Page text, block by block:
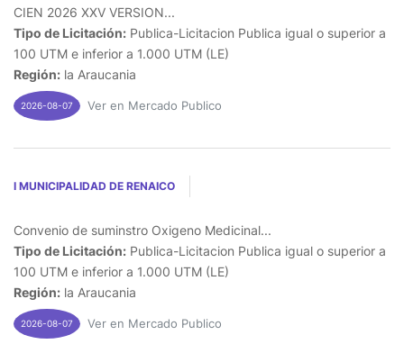
CIEN 2026 XXV VERSION...
Tipo de Licitación: Publica-Licitacion Publica igual o superior a
100 UTM e inferior a 1.000 UTM (LE)
Región: la Araucania
2026-08-07 Ver en Mercado Publico
I MUNICIPALIDAD DE RENAICO
Convenio de suminstro Oxigeno Medicinal...
Tipo de Licitación: Publica-Licitacion Publica igual o superior a
100 UTM e inferior a 1.000 UTM (LE)
Región: la Araucania
2026-08-07 Ver en Mercado Publico